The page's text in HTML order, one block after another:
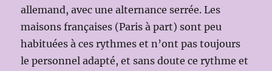
allemand, avec une alternance serrée. Les
maisons françaises (Paris à part) sont peu
habituées à ces rythmes et n’ont pas toujours
le personnel adapté, et sans doute ce rythme et